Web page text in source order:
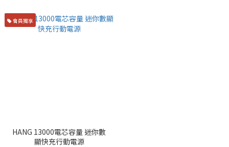
會員獨享
HANG 13000電芯容量 迷你數
顯快充行動電源